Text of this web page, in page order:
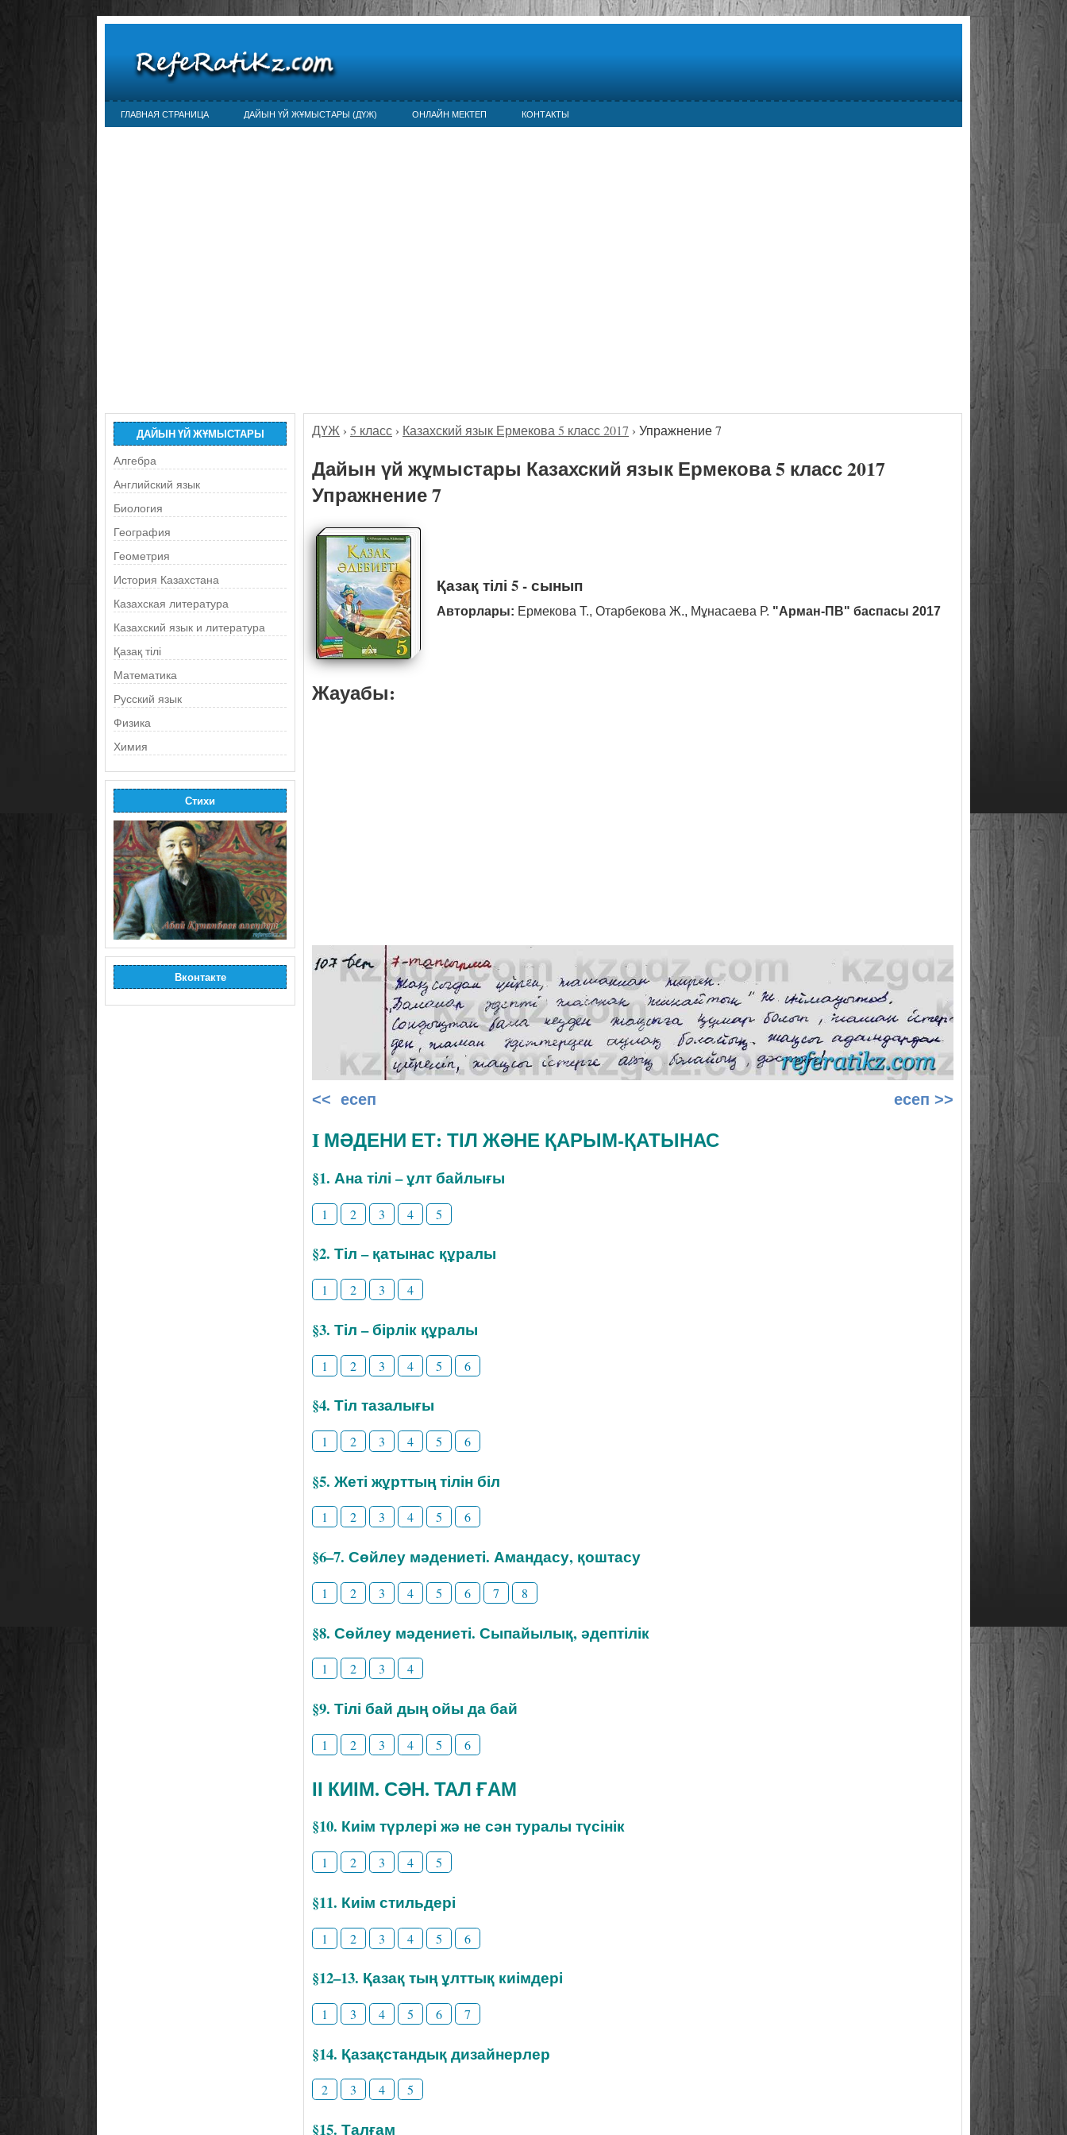
ГЛАВНАЯ СТРАНИЦА ДАЙЫН ҮЙ ЖҰМЫСТАРЫ (ДҮЖ) ОНЛАЙН МЕКТЕП КОНТАКТЫ
ДАЙЫН ҮЙ ЖҰМЫСТАРЫ
Алгебра
Английский язык
Биология
География
Геометрия
История Казахстана
Казахская литература
Казахский язык и литература
Қазақ тілі
Математика
Русский язык
Физика
Химия
Стихи
Вконтакте
ДҮЖ › 5 класс › Казахский язык Ермекова 5 класс 2017 › Упражнение 7
Дайын үй жұмыстары Казахский язык Ермекова 5 класс 2017
Упражнение 7
Қазақ тілі 5 - сынып
Авторлары: Ермекова Т., Отарбекова Ж., Мұнасаева Р. "Арман-ПВ" баспасы 2017
Жауабы:
<< есеп есеп >>
I МӘДЕНИ ЕТ: ТІЛ ЖӘНЕ ҚАРЫМ-ҚАТЫНАС
§1. Ана тілі – ұлт байлығы
1 2 3 4 5
§2. Тіл – қатынас құралы
1 2 3 4
§3. Тіл – бірлік құралы
1 2 3 4 5 6
§4. Тіл тазалығы
1 2 3 4 5 6
§5. Жеті жұрттың тілін біл
1 2 3 4 5 6
§6–7. Сөйлеу мәдениеті. Амандасу, қоштасу
1 2 3 4 5 6 7 8
§8. Сөйлеу мәдениеті. Сыпайылық, әдептілік
1 2 3 4
§9. Тілі бай дың ойы да бай
1 2 3 4 5 6
ІІ КИІМ. СӘН. ТАЛ ҒАМ
§10. Киім түрлері жә не сән туралы түсінік
1 2 3 4 5
§11. Киім стильдері
1 2 3 4 5 6
§12–13. Қазақ тың ұлттық киімдері
1 3 4 5 6 7
§14. Қазақстандық дизайнерлер
2 3 4 5
§15. Талғам